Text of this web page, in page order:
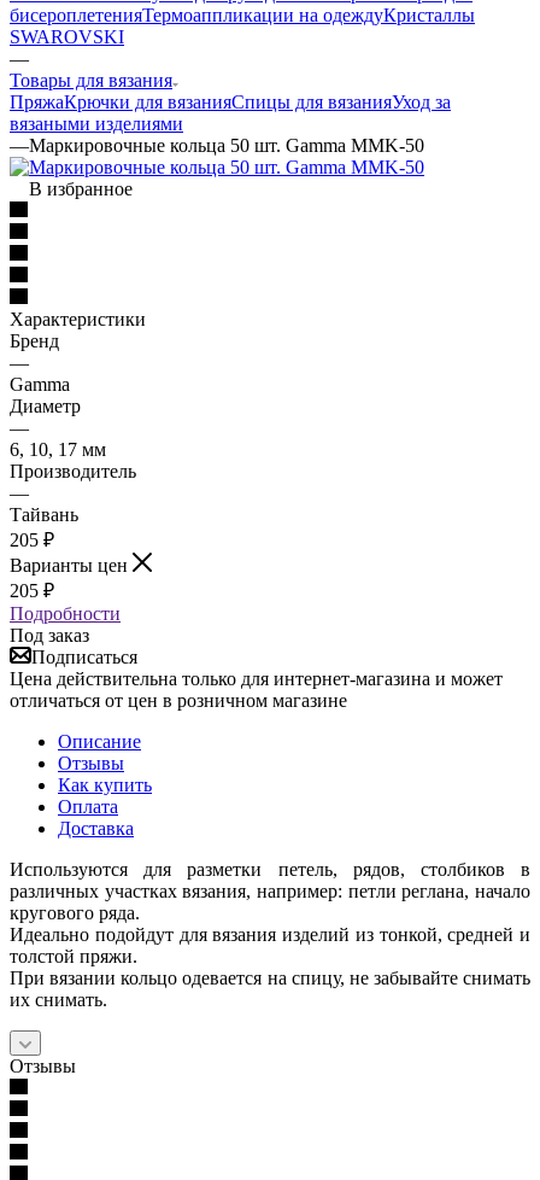
бисероплетенияТермоаппликации на одеждуКристаллы
SWAROVSKI
—
Товары для вязания
ПряжаКрючки для вязанияСпицы для вязанияУход за
вязаными изделиями
—Маркировочные кольца 50 шт. Gamma MMK-50
В избранное
Характеристики
Бренд
—
Gamma
Диаметр
—
6, 10, 17 мм
Производитель
—
Тайвань
205 ₽
Варианты цен
205 ₽
Подробности
Под заказ
Подписаться
Цена действительна только для интернет-магазина и может
отличаться от цен в розничном магазине
Описание
Отзывы
Как купить
Оплата
Доставка
Используются для разметки петель, рядов, столбиков в
различных участках вязания, например: петли реглана, начало
кругового ряда.
Идеально подойдут для вязания изделий из тонкой, средней и
толстой пряжи.
При вязании кольцо одевается на спицу, не забывайте снимать
их снимать.
Отзывы